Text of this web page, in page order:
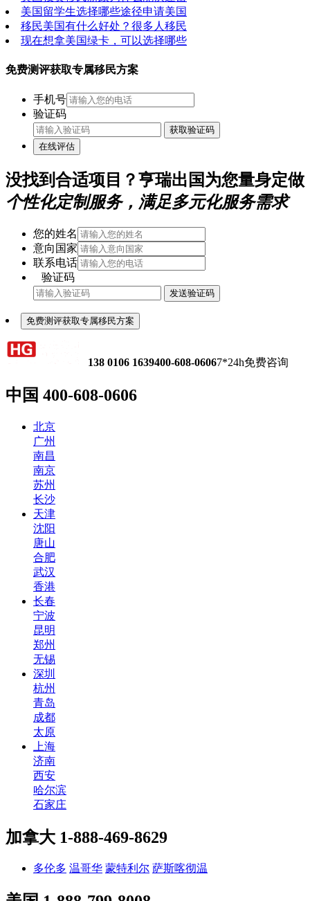
美国留学生选择哪些途径申请美国
移民美国有什么好处？很多人移民
现在想拿美国绿卡，可以选择哪些
免费测评获取专属移民方案
手机号
验证码
获取验证码
在线评估
没找到合适项目？亨瑞出国为您量身定做
个性化定制服务，满足多元化服务需求
您的姓名
意向国家
联系电话
验证码
发送验证码
免费测评获取专属移民方案
138 0106 1639400-608-06067*24h免费咨询
中国 400-608-0606
北京
广州
南昌
南京
苏州
长沙
天津
沈阳
唐山
合肥
武汉
香港
长春
宁波
昆明
郑州
无锡
深圳
杭州
青岛
成都
太原
上海
济南
西安
哈尔滨
石家庄
加拿大 1-888-469-8629
多伦多 温哥华 蒙特利尔 萨斯喀彻温